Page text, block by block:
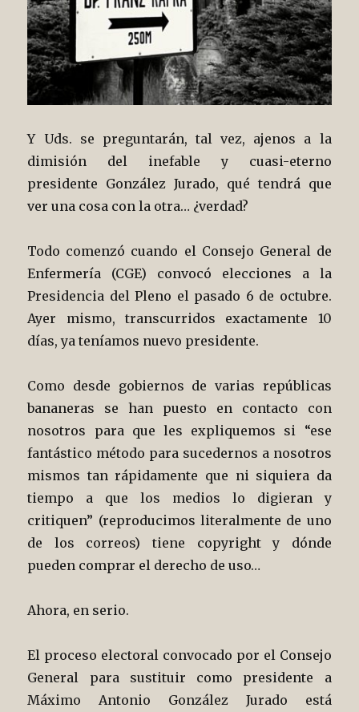
Y Uds. se preguntarán, tal vez, ajenos a la
dimisión del inefable y cuasi-eterno
presidente González Jurado, qué tendrá que
ver una cosa con la otra… ¿verdad?
Todo comenzó cuando el Consejo General de
Enfermería (CGE) convocó elecciones a la
Presidencia del Pleno el pasado 6 de octubre.
Ayer mismo, transcurridos exactamente 10
días, ya teníamos nuevo presidente.
Como desde gobiernos de varias repúblicas
bananeras se han puesto en contacto con
nosotros para que les expliquemos si “ese
fantástico método para sucedernos a nosotros
mismos tan rápidamente que ni siquiera da
tiempo a que los medios lo digieran y
critiquen” (reproducimos literalmente de uno
de los correos) tiene copyright y dónde
pueden comprar el derecho de uso…
Ahora, en serio.
El proceso electoral convocado por el Consejo
General para sustituir como presidente a
Máximo Antonio González Jurado está